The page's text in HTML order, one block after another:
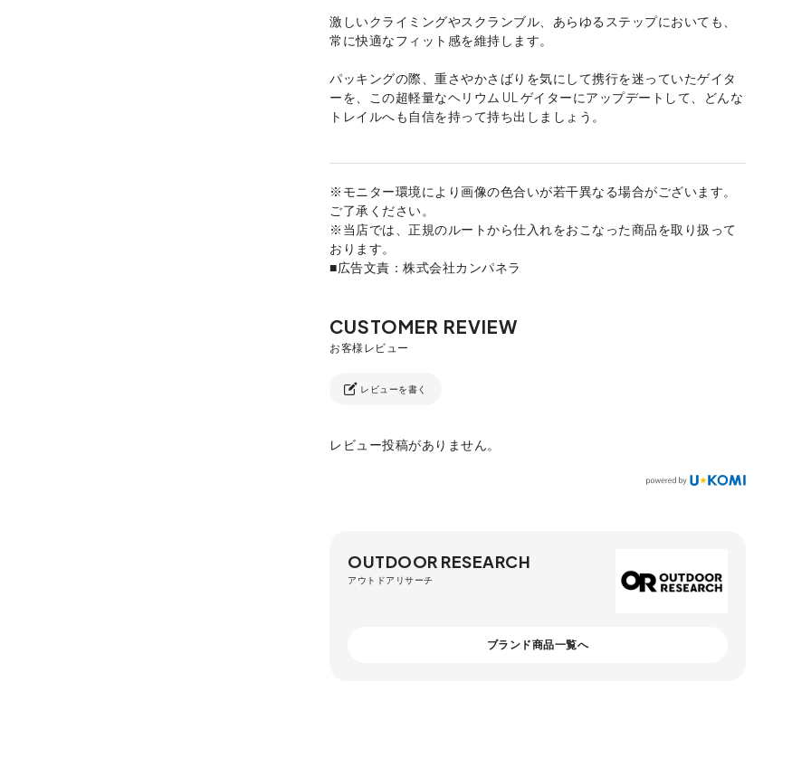
激しいクライミングやスクランブル、あらゆるステップにおいても、
常に快適なフィット感を維持します。
パッキングの際、重さやかさばりを気にして携行を迷っていたゲイタ
ーを、この超軽量なヘリウム UL ゲイターにアップデートして、どんな
トレイルへも自信を持って持ち出しましょう。
※モニター環境により画像の色合いが若干異なる場合がございます。
ご了承ください。
※当店では、正規のルートから仕入れをおこなった商品を取り扱って
おります。
■広告文責：株式会社カンパネラ
レビューを書く
レビュー投稿がありません。
OUTDOOR RESEARCH
アウトドアリサーチ
ブランド商品一覧へ